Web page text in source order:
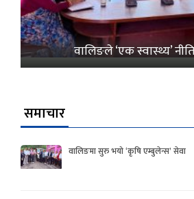
वालिङले ‘एक स्वास्थ्य’
समाचार
वालिङमा सुरु भयो ‘कृषि एम्बुलेन्स’ सेवा